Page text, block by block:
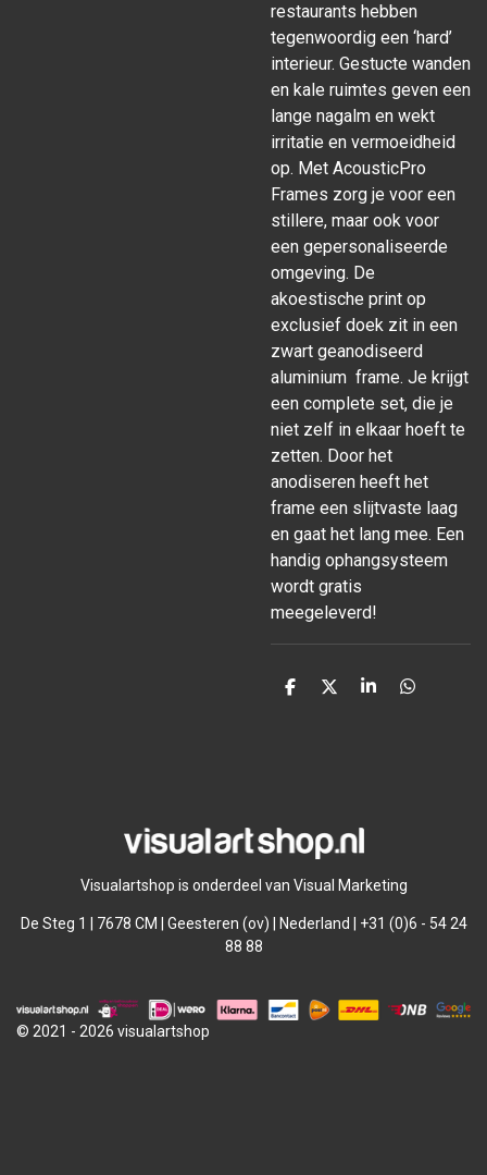
restaurants hebben
tegenwoordig een ‘hard’
interieur. Gestucte wanden
en kale ruimtes geven een
lange nagalm en wekt
irritatie en vermoeidheid
op. Met AcousticPro
Frames zorg je voor een
stillere, maar ook voor
een gepersonaliseerde
omgeving. De
akoestische print op
exclusief doek zit in een
zwart geanodiseerd
aluminium frame. Je krijgt
een complete set, die je
niet zelf in elkaar hoeft te
zetten. Door het
anodiseren heeft het
frame een slijtvaste laag
en gaat het lang mee. Een
handig ophangsysteem
wordt gratis
meegeleverd!
D
D
S
D
Visualartshop is onderdeel van Visual Marketing
De Steg 1 | 7678 CM | Geesteren (ov) | Nederland | +31 (0)6 - 54 24
88 88
© 2021 - 2026 visualartshop